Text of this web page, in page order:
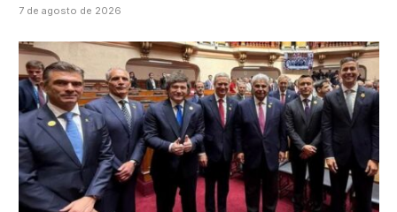
7 de agosto de 2026